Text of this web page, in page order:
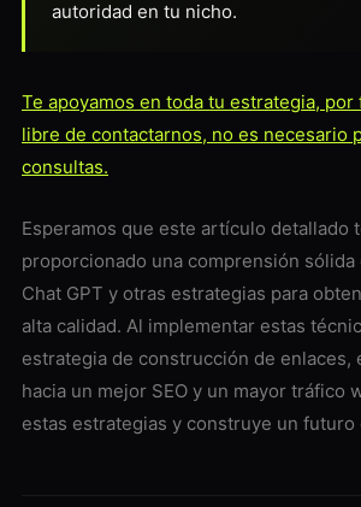
autoridad en tu nicho.
Te apoyamos en toda tu estrategia,
libre de contactarnos, no es necesario
consultas.
Esperamos que este artículo detallado
proporcionado una comprensión
Chat GPT y otras estrategias para
alta calidad. Al implementar estas
estrategia de construcción de enlaces,
hacia un mejor SEO y un mayor tráfico
estas estrategias y construye un futuro